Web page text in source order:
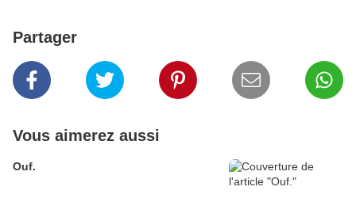
Partager
Vous aimerez aussi
Ouf.